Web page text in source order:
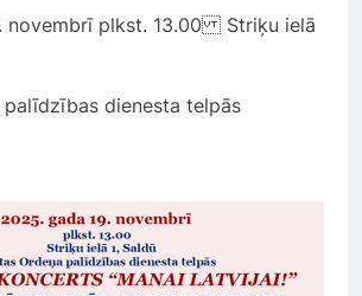
novembrī plkst. 13.00 Striķu ielā
palīdzības dienesta telpās